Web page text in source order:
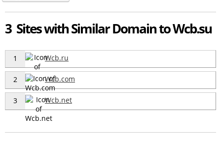
3 Sites with Similar Domain to Wcb.su
1 Wcb.ru
2 Wcb.com
3 Wcb.net